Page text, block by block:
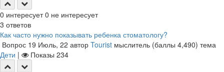
0 интересует 0 не интересует
3 ответов
Как часто нужно показывать ребенка стоматологу?
Вопрос 19 Июль, 22 автор Tourist мыслитель (баллы 4,490) тема
Дети | Показы 234